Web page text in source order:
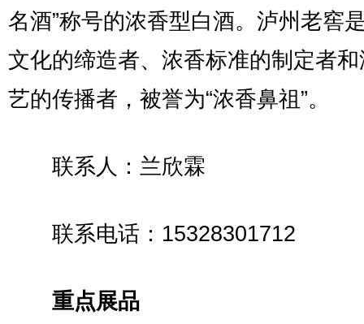
名酒”称号的浓香型白酒。泸州老窖
文化的缔造者、浓香标准的制定者
艺的传播者，被誉为“浓香鼻祖”。
联系人：兰欣霖
联系电话：15328301712
重点展品